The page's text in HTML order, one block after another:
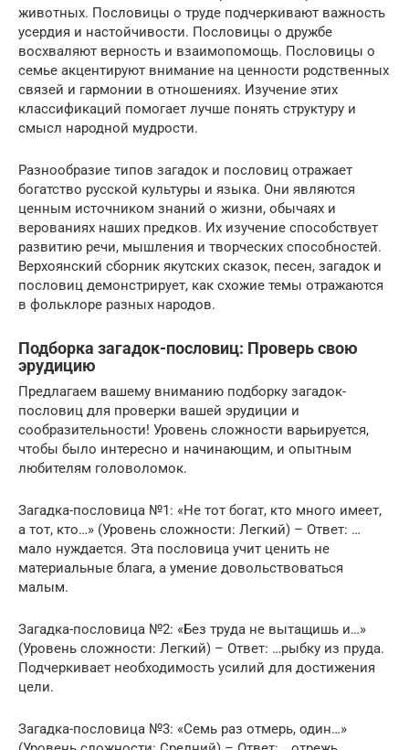
животных. Пословицы о труде подчеркивают важность
усердия и настойчивости. Пословицы о дружбе
восхваляют верность и взаимопомощь. Пословицы о
семье акцентируют внимание на ценности родственных
связей и гармонии в отношениях. Изучение этих
классификаций помогает лучше понять структуру и
смысл народной мудрости.
Разнообразие типов загадок и пословиц отражает
богатство русской культуры и языка. Они являются
ценным источником знаний о жизни, обычаях и
верованиях наших предков. Их изучение способствует
развитию речи, мышления и творческих способностей.
Верхоянский сборник якутских сказок, песен, загадок и
пословиц демонстрирует, как схожие темы отражаются
в фольклоре разных народов.
Подборка загадок-пословиц: Проверь свою
эрудицию
Предлагаем вашему вниманию подборку загадок-
пословиц для проверки вашей эрудиции и
сообразительности! Уровень сложности варьируется,
чтобы было интересно и начинающим, и опытным
любителям головоломок.
Загадка-пословица №1: «Не тот богат, кто много имеет,
а тот, кто…» (Уровень сложности: Легкий) – Ответ: …
мало нуждается. Эта пословица учит ценить не
материальные блага, а умение довольствоваться
малым.
Загадка-пословица №2: «Без труда не вытащишь и…»
(Уровень сложности: Легкий) – Ответ: …рыбку из пруда.
Подчеркивает необходимость усилий для достижения
цели.
Загадка-пословица №3: «Семь раз отмерь, один…»